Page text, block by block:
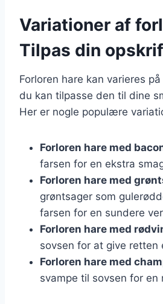
Variationer af
Tilpas din
Forloren hare kan varieres
du kan tilpasse den til dine
Her er nogle populære
Forloren hare med
farsen for en ekstra
Forloren hare med
grøntsager som
farsen for en sundere
Forloren hare med
sovsen for at give retten
Forloren hare med
svampe til sovsen for en